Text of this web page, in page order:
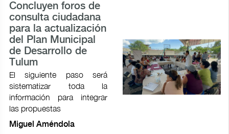
Concluyen foros de
consulta ciudadana
para la actualización
del Plan Municipal
de Desarrollo de
Tulum
El siguiente paso será
sistematizar toda la
información para integrar
las propuestas
Miguel Améndola